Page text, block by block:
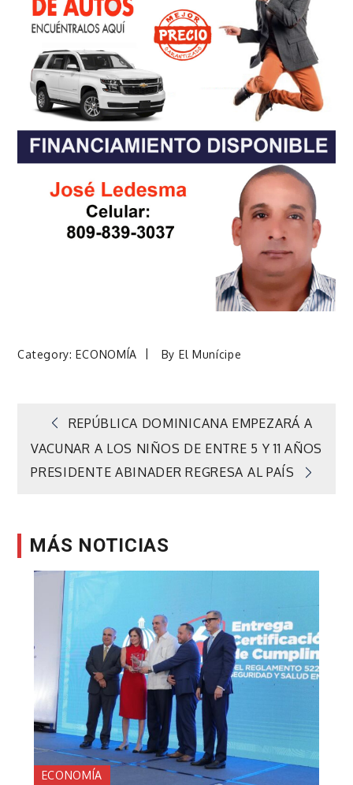
Category:ECONOMÍA By El Munícipe
Navegación
de
REPÚBLICA DOMINICANA EMPEZARÁ A
VACUNAR A LOS NIÑOS DE ENTRE 5 Y 11 AÑOS
PRESIDENTE ABINADER REGRESA AL PAÍS
MÁS NOTICIAS
ECONOMÍA